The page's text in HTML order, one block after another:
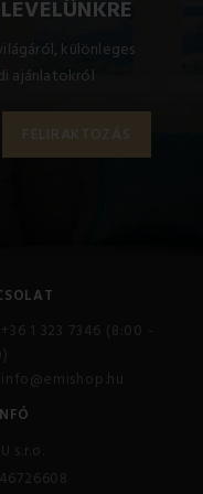
különleges
ajánlatokról
1 323 7346 (8:00 -
info@emishop.hu
s.r.o.